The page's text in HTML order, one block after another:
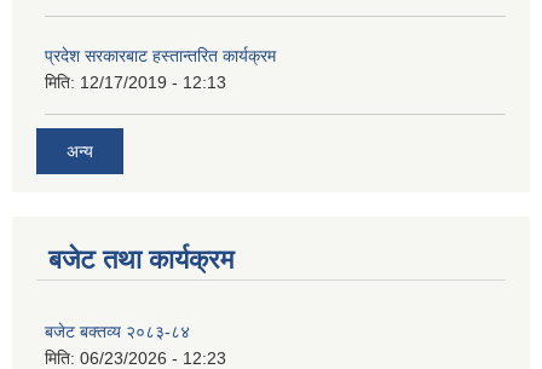
प्रदेश सरकारबाट हस्तान्तरित कार्यक्रम
मिति: 12/17/2019 - 12:13
अन्य
बजेट तथा कार्यक्रम
बजेट बक्तव्य २०८३-८४
मिति: 06/23/2026 - 12:23